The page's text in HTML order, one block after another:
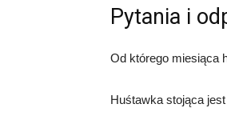
Pytania i
Od którego miesiąca
Huśtawka stojąca